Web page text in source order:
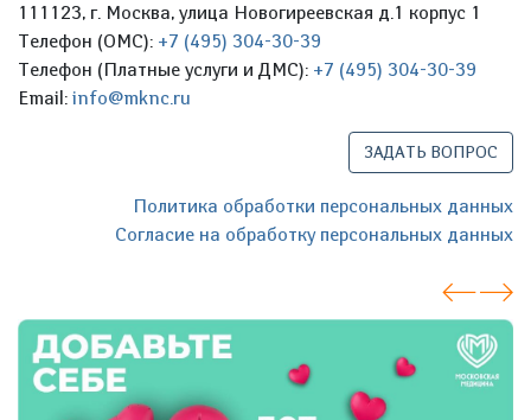
111123, г. Москва, улица Новогиреевская д.1 корпус 1
Телефон (ОМС): +7 (495) 304-30-39
Телефон (Платные услуги и ДМС): +7 (495) 304-30-39
Email: info@mknc.ru
ЗАДАТЬ ВОПРОС
Политика обработки персональных данных
Согласие на обработку персональных данных